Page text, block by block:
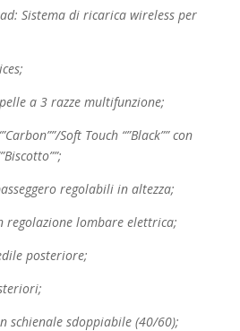
Sistema di ricarica wireless per
a 3 razze multifunzione;
Soft Touch “”Black”” con
regolabili in altezza;
regolazione lombare elettrica;
posteriore;
schienale sdoppiabile (40/60);